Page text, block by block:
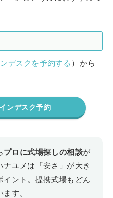
デスクを予約する ）から
ンデスク予約
プロに式場探しの相談が
ナユメは「安さ」が大き
イント。提携式場もどん
す。